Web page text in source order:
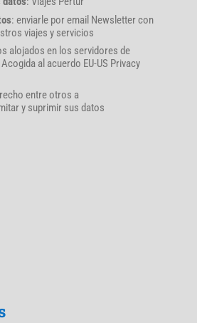
: enviarle por email Newsletter con
viajes y servicios
alojados en los servidores de
al acuerdo EU-US Privacy
entre otros a
y suprimir sus datos